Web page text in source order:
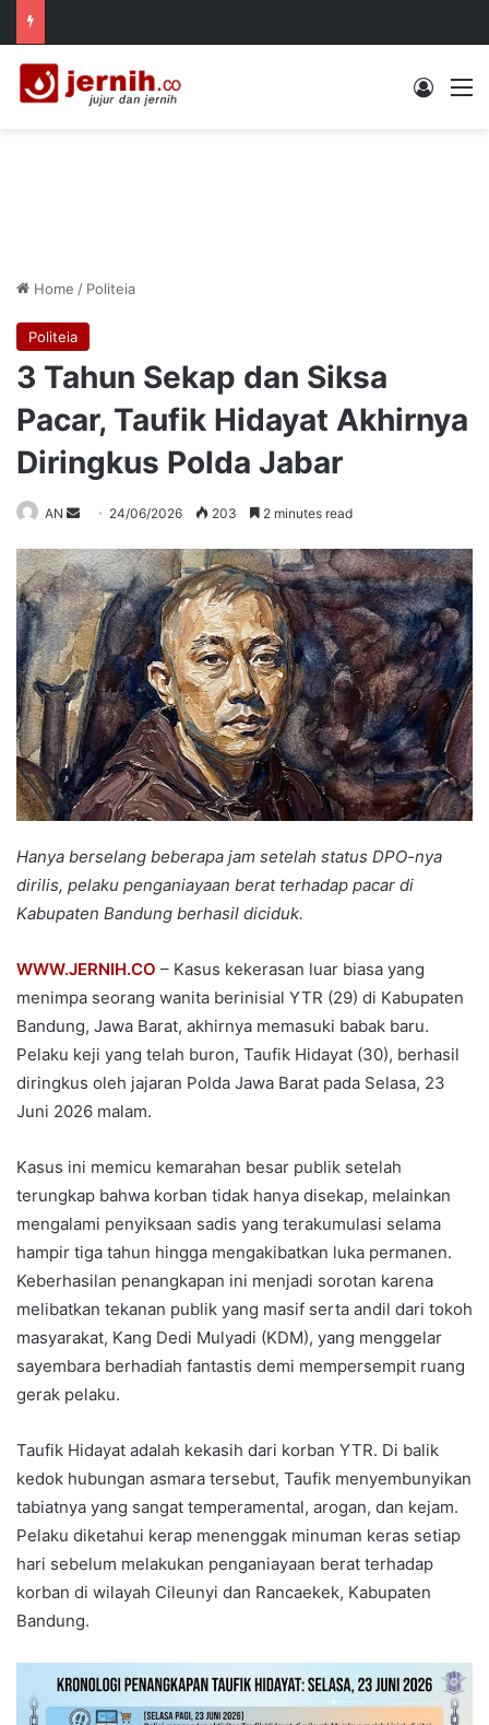
Log In
Home / Politeia
Politeia
3 Tahun Sekap dan Siksa
Pacar, Taufik Hidayat Akhirnya
Diringkus Polda Jabar
AN
Send
email
24/06/2026 203 2 minutes read
Hanya berselang beberapa jam setelah status DPO-nya
dirilis, pelaku penganiayaan berat terhadap pacar di
Kabupaten Bandung berhasil diciduk.
WWW.JERNIH.CO – Kasus kekerasan luar biasa yang
menimpa seorang wanita berinisial YTR (29) di Kabupaten
Bandung, Jawa Barat, akhirnya memasuki babak baru.
Pelaku keji yang telah buron, Taufik Hidayat (30), berhasil
diringkus oleh jajaran Polda Jawa Barat pada Selasa, 23
Juni 2026 malam.
Kasus ini memicu kemarahan besar publik setelah
terungkap bahwa korban tidak hanya disekap, melainkan
mengalami penyiksaan sadis yang terakumulasi selama
hampir tiga tahun hingga mengakibatkan luka permanen.
Keberhasilan penangkapan ini menjadi sorotan karena
melibatkan tekanan publik yang masif serta andil dari tokoh
masyarakat, Kang Dedi Mulyadi (KDM), yang menggelar
sayembara berhadiah fantastis demi mempersempit ruang
gerak pelaku.
Taufik Hidayat adalah kekasih dari korban YTR. Di balik
kedok hubungan asmara tersebut, Taufik menyembunyikan
tabiatnya yang sangat temperamental, arogan, dan kejam.
Pelaku diketahui kerap menenggak minuman keras setiap
hari sebelum melakukan penganiayaan berat terhadap
korban di wilayah Cileunyi dan Rancaekek, Kabupaten
Bandung.